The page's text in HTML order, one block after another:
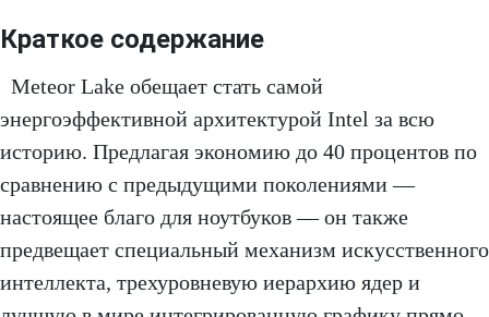
Краткое содержание
Meteor Lake обещает стать самой
энергоэффективной архитектурой Intel за всю
историю. Предлагая экономию до 40 процентов по
сравнению с предыдущими поколениями —
настоящее благо для ноутбуков — он также
предвещает специальный механизм искусственного
интеллекта, трехуровневую иерархию ядер и